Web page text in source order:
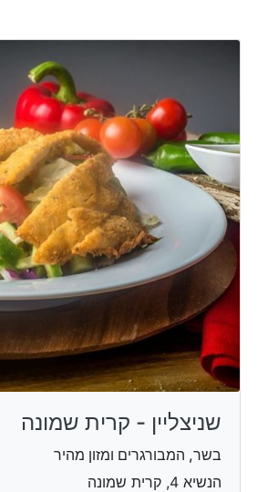
שניצליין - קרית שמונה
בשר, המבורגרים ומזון מהיר
הנשיא 4, קרית שמונה